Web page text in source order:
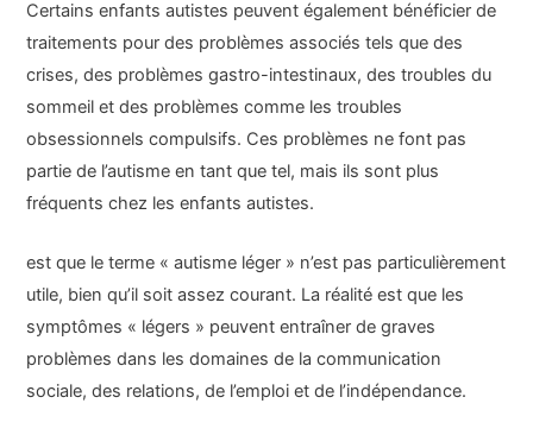
Certains enfants autistes peuvent également bénéficier de
traitements pour des problèmes associés tels que des
crises, des problèmes gastro-intestinaux, des troubles du
sommeil et des problèmes comme les troubles
obsessionnels compulsifs. Ces problèmes ne font pas
partie de l’autisme en tant que tel, mais ils sont plus
fréquents chez les enfants autistes.
est que le terme « autisme léger » n’est pas particulièrement
utile, bien qu’il soit assez courant. La réalité est que les
symptômes « légers » peuvent entraîner de graves
problèmes dans les domaines de la communication
sociale, des relations, de l’emploi et de l’indépendance.